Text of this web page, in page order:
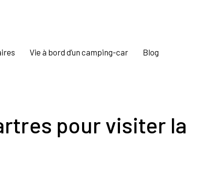
Vie à bord d’un camping-car Blog
pour visiter la